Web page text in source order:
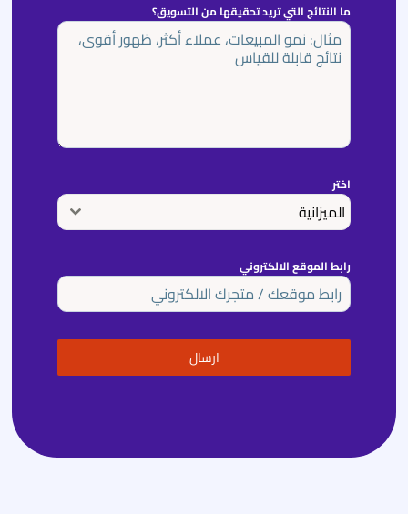
ما النتائج التي تريد تحقيقها من التسويق؟
اختر
الميزانية
رابط الموقع الالكتروني
ارسال